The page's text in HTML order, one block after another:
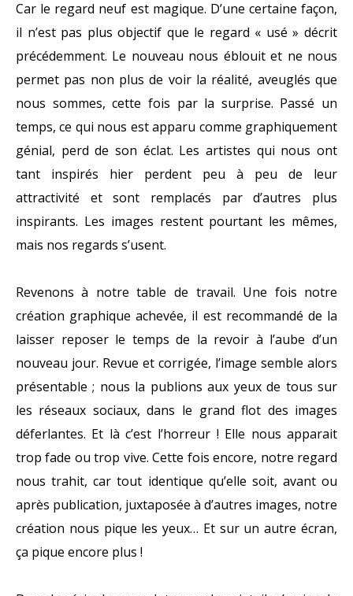
Car le regard neuf est magique. D’une certaine façon,
il n’est pas plus objectif que le regard « usé » décrit
précédemment. Le nouveau nous éblouit et ne nous
permet pas non plus de voir la réalité, aveuglés que
nous sommes, cette fois par la surprise. Passé un
temps, ce qui nous est apparu comme graphiquement
génial, perd de son éclat. Les artistes qui nous ont
tant inspirés hier perdent peu à peu de leur
attractivité et sont remplacés par d’autres plus
inspirants. Les images restent pourtant les mêmes,
mais nos regards s’usent.
Revenons à notre table de travail. Une fois notre
création graphique achevée, il est recommandé de la
laisser reposer le temps de la revoir à l’aube d’un
nouveau jour. Revue et corrigée, l’image semble alors
présentable ; nous la publions aux yeux de tous sur
les réseaux sociaux, dans le grand flot des images
déferlantes. Et là c’est l’horreur ! Elle nous apparait
trop fade ou trop vive. Cette fois encore, notre regard
nous trahit, car tout identique qu’elle soit, avant ou
après publication, juxtaposée à d’autres images, notre
création nous pique les yeux… Et sur un autre écran,
ça pique encore plus !